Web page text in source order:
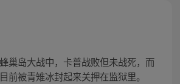
巢岛大战中，卡普战败但未战死，而
前被青雉冰封起来关押在监狱里。